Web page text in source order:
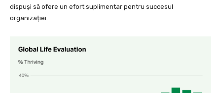
dispuși să ofere un efort suplimentar pentru succesul
organizației.